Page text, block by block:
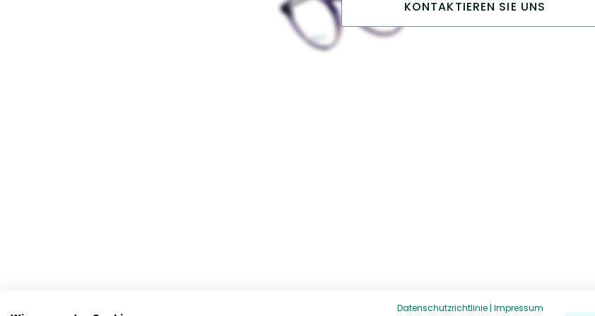
KONTAKTIEREN SIE UNS
Datenschutzrichtlinie | Impressum